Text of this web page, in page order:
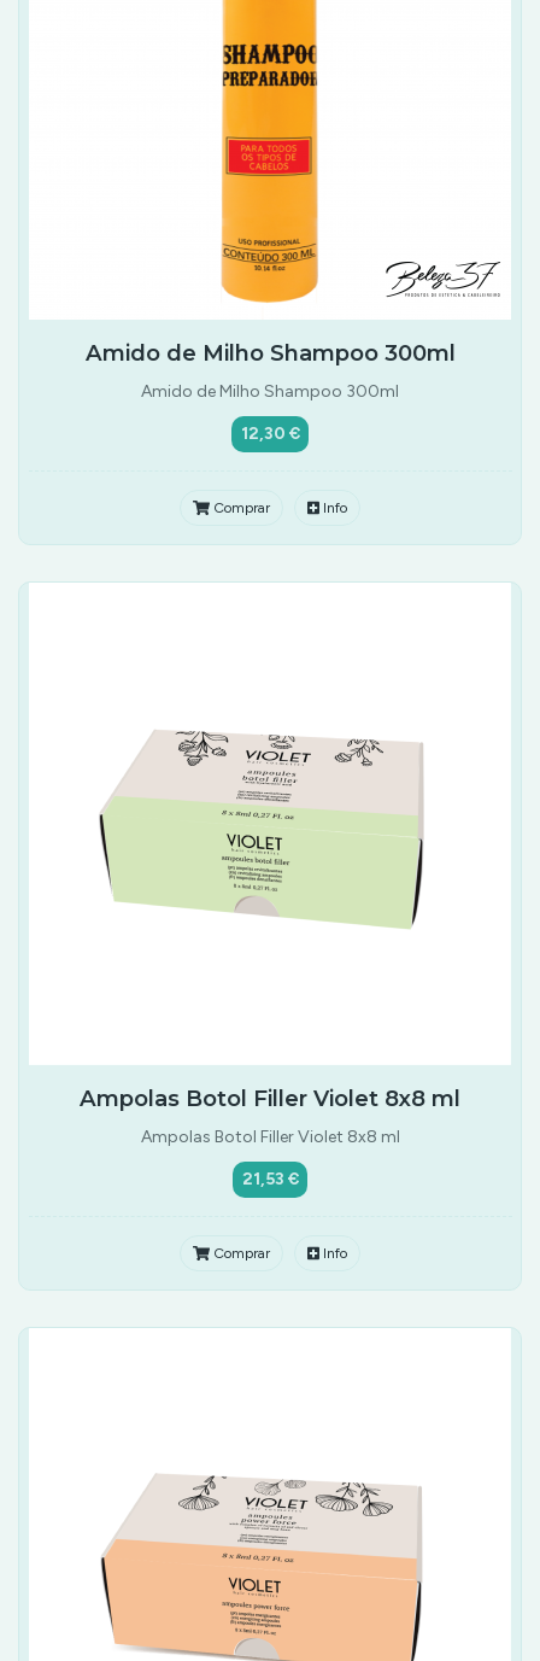
Amido de Milho Shampoo 300ml
Amido de Milho Shampoo 300ml
12,30 €
Comprar Info
Ampolas Botol Filler Violet 8x8 ml
Ampolas Botol Filler Violet 8x8 ml
21,53 €
Comprar Info